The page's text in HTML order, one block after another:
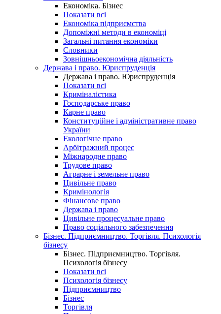
Економіка. Бізнес
Показати всі
Економіка підприємства
Допоміжні методи в економіці
Загальні питання економіки
Словники
Зовнішньоекономічна діяльність
Держава і право. Юриспруденція
Держава і право. Юриспруденція
Показати всі
Криміналістика
Господарське право
Карне право
Конституційне і адміністративне право
України
Екологічне право
Арбітражний процес
Міжнародне право
Трудове право
Аграрне і земельне право
Цивільне право
Кримінологія
Фінансове право
Держава і право
Цивільне процесуальне право
Право соціального забезпечення
Бізнес. Підприємництво. Торгівля. Психологія
бізнесу
Бізнес. Підприємництво. Торгівля.
Психологія бізнесу
Показати всі
Психологія бізнесу
Підприємництво
Бізнес
Торгівля